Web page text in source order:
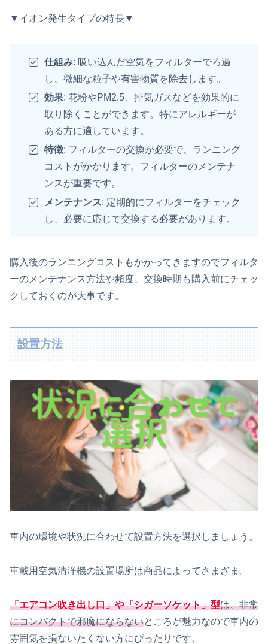
▼イオン発生タイプの特長▼
仕組み: 吸い込んだ空気をフィルターでろ過
し、微細な粒子や有害物質を除去します。
効果: 花粉やPM2.5、排気ガスなどを効果的に
取り除くことができます。特にアレルギーが
ある方に適しています。
特徴: フィルターの交換が必要で、ランニング
コストがかかります。フィルターのメンテナ
ンスが重要です。
メンテナンス: 定期的にフィルターをチェック
し、必要に応じて交換する必要があります。
購入後のランニングコストもかかってきますのでフィルタ
ーのメンテナンス方法や頻度、交換時期も購入前にチェッ
クしておくのが大事です。
設置方法
車内の環境や状況に合わせて設置方法を選択しましょう。
車載用空気清浄機の設置場所は商品によってさまざま。
「エアコン吹き出し口」や「シガーソケット」型は、非常
にコンパクトで邪魔にならないところが魅力なので車内の
雰囲気を損ないたくない方にぴったりです。